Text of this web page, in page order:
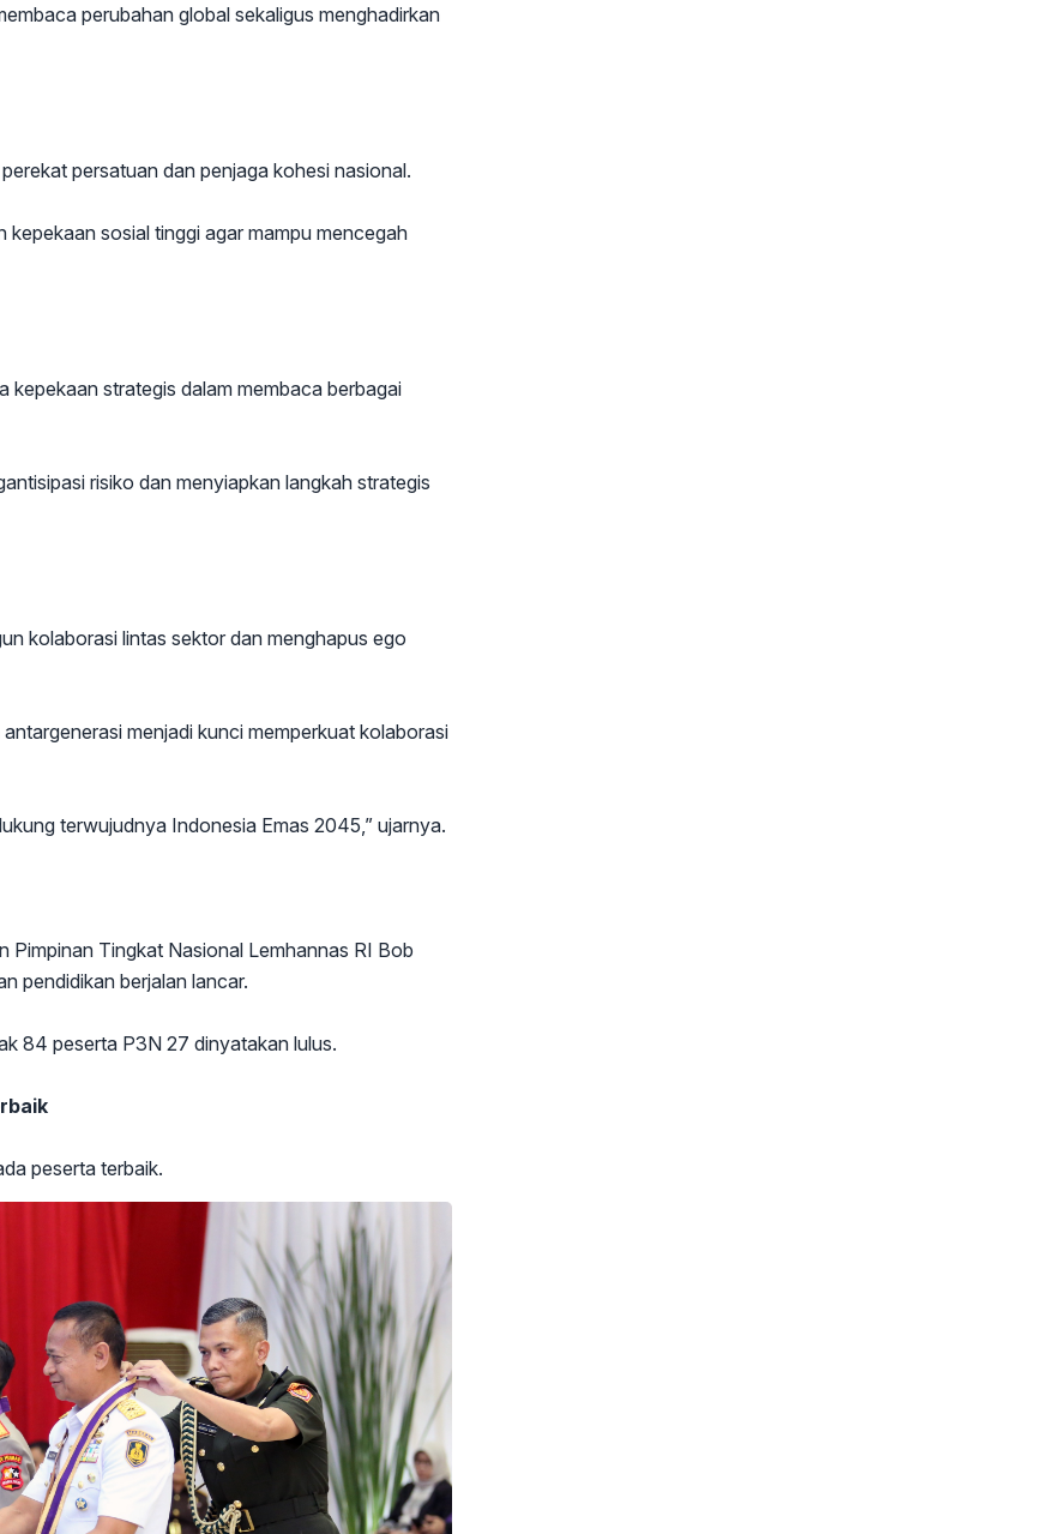
perubahan global sekaligus menghadirkan
persatuan dan penjaga kohesi nasional.
kepekaan sosial tinggi agar mampu mencegah
strategis dalam membaca berbagai
risiko dan menyiapkan langkah strategis
kolaborasi lintas sektor dan menghapus ego
menjadi kunci memperkuat kolaborasi
terwujudnya Indonesia Emas 2045,” ujarnya.
Pimpinan Tingkat Nasional Lemhannas RI Bob
pendidikan berjalan lancar.
84 peserta P3N 27 dinyatakan lulus.
peserta terbaik.